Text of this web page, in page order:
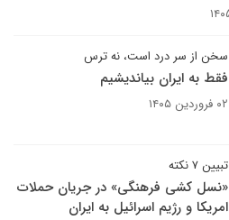
سخن از سر درد است، نه ترس
فقط به ایران بیاندیشیم
۰۲ فروردین ۱۴۰۵
تبیین ۷ نکته
«نسل کشی فرهنگی» در جریان حملات
امریکا و رژیم اسرائیل به ایران